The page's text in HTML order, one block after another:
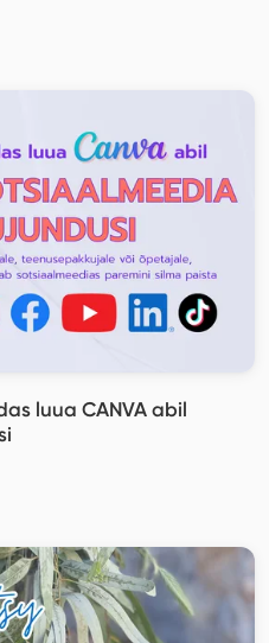
luua CANVA abil